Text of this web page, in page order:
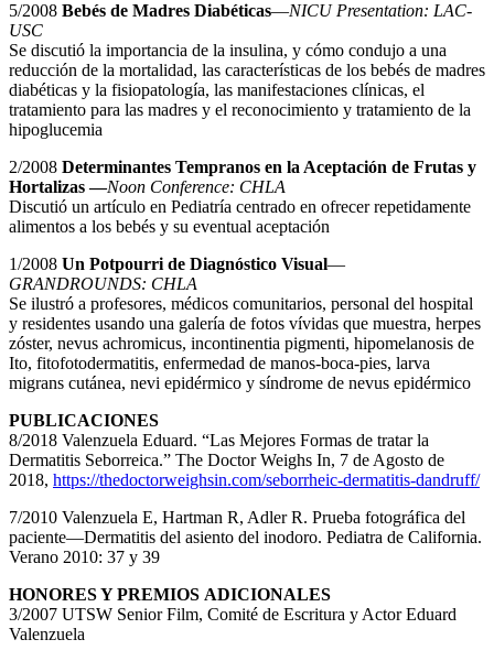
5/2008 Bebés de Madres Diabéticas—NICU Presentation: LAC-
USC
Se discutió la importancia de la insulina, y cómo condujo a una
reducción de la mortalidad, las características de los bebés de madres
diabéticas y la fisiopatología, las manifestaciones clínicas, el
tratamiento para las madres y el reconocimiento y tratamiento de la
hipoglucemia
2/2008 Determinantes Tempranos en la Aceptación de Frutas y
Hortalizas —Noon Conference: CHLA
Discutió un artículo en Pediatría centrado en ofrecer repetidamente
alimentos a los bebés y su eventual aceptación
1/2008 Un Potpourri de Diagnóstico Visual—
GRANDROUNDS: CHLA
Se ilustró a profesores, médicos comunitarios, personal del hospital
y residentes usando una galería de fotos vívidas que muestra, herpes
zóster, nevus achromicus, incontinentia pigmenti, hipomelanosis de
Ito, fitofotodermatitis, enfermedad de manos-boca-pies, larva
migrans cutánea, nevi epidérmico y síndrome de nevus epidérmico
PUBLICACIONES
8/2018 Valenzuela Eduard. “Las Mejores Formas de tratar la
Dermatitis Seborreica.” The Doctor Weighs In, 7 de Agosto de
2018, https://thedoctorweighsin.com/seborrheic-dermatitis-dandruff/
7/2010 Valenzuela E, Hartman R, Adler R. Prueba fotográfica del
paciente—Dermatitis del asiento del inodoro. Pediatra de California.
Verano 2010: 37 y 39
HONORES Y PREMIOS ADICIONALES
3/2007 UTSW Senior Film, Comité de Escritura y Actor Eduard
Valenzuela